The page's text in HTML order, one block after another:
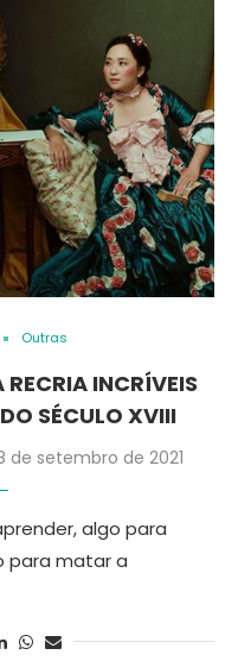
Outras
INCRÍVEIS
SÉCULO XVIII
de setembro de 2021
algo para
para matar a